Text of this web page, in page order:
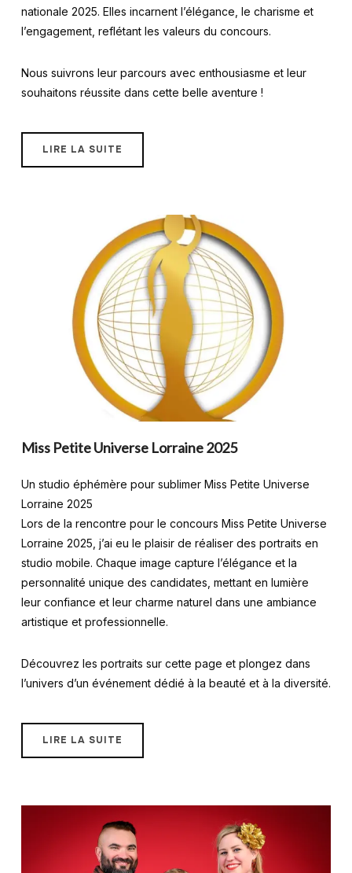
nationale 2025. Elles incarnent l’élégance, le charisme et
l’engagement, reflétant les valeurs du concours.
Nous suivrons leur parcours avec enthousiasme et leur
souhaitons réussite dans cette belle aventure !
LIRE LA SUITE
Miss Petite Universe Lorraine 2025
Un studio éphémère pour sublimer Miss Petite Universe
Lorraine 2025
Lors de la rencontre pour le concours Miss Petite Universe
Lorraine 2025, j’ai eu le plaisir de réaliser des portraits en
studio mobile. Chaque image capture l’élégance et la
personnalité unique des candidates, mettant en lumière
leur confiance et leur charme naturel dans une ambiance
artistique et professionnelle.
Découvrez les portraits sur cette page et plongez dans
l’univers d’un événement dédié à la beauté et à la diversité.
LIRE LA SUITE